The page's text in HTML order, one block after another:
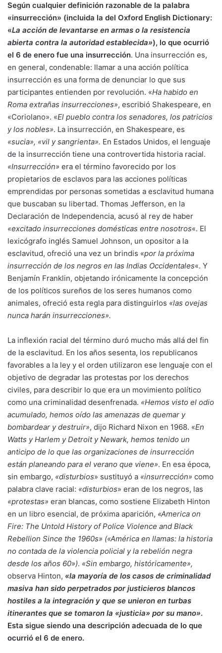
Según cualquier definición razonable de la palabra
«insurrección» (incluida la del Oxford English Dictionary:
«La acción de levantarse en armas o la resistencia
abierta contra la autoridad establecida»), lo que ocurrió
el 6 de enero fue una insurrección. Una insurrección es,
en general, condenable: llamar a una acción política
insurrección es una forma de denunciar lo que sus
participantes entienden por revolución. «Ha habido en
Roma extrañas insurrecciones», escribió Shakespeare, en
«Coriolano». «El pueblo contra los senadores, los patricios
y los nobles». La insurrección, en Shakespeare, es
«sucia», «vil y sangrienta». En Estados Unidos, el lenguaje
de la insurrección tiene una controvertida historia racial.
«Insurrección» era el término favorecido por los
propietarios de esclavos para las acciones políticas
emprendidas por personas sometidas a esclavitud humana
que buscaban su libertad. Thomas Jefferson, en la
Declaración de Independencia, acusó al rey de haber
«excitado insurrecciones domésticas entre nosotros«. El
lexicógrafo inglés Samuel Johnson, un opositor a la
esclavitud, ofreció una vez un brindis «por la próxima
insurrección de los negros en las Indias Occidentales«. Y
Benjamín Franklin, objetando irónicamente la concepción
de los políticos sureños de los seres humanos como
animales, ofreció esta regla para distinguirlos «las ovejas
nunca harán insurrecciones».
La inflexión racial del término duró mucho más allá del fin
de la esclavitud. En los años sesenta, los republicanos
favorables a la ley y el orden utilizaron ese lenguaje con el
objetivo de degradar las protestas por los derechos
civiles, para describir lo que era un movimiento político
como una criminalidad desenfrenada. «Hemos visto el odio
acumulado, hemos oído las amenazas de quemar y
bombardear y destruir», dijo Richard Nixon en 1968. «En
Watts y Harlem y Detroit y Newark, hemos tenido un
anticipo de lo que las organizaciones de insurrección
están planeando para el verano que viene». En esa época,
sin embargo, «disturbios» sustituyó a «insurrección» como
palabra clave racial: «disturbios» eran de los negros, las
«protestas» eran blancas, como sostiene Elizabeth Hinton
en un libro esencial, de próxima aparición, «America on
Fire: The Untold History of Police Violence and Black
Rebellion Since the 1960s» («América en llamas: la historia
no contada de la violencia policial y la rebelión negra
desde los años 60»). «Sin embargo, históricamente»,
observa Hinton, «la mayoría de los casos de criminalidad
masiva han sido perpetrados por justicieros blancos
hostiles a la integración y que se unieron en turbas
itinerantes que se tomaron la «justicia» por su mano».
Esta sigue siendo una descripción adecuada de lo que
ocurrió el 6 de enero.